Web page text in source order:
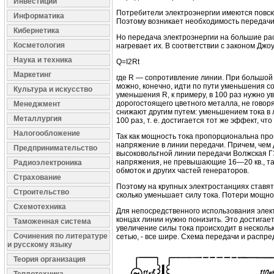
Информатика
Кибернетика
Косметология
Наука и техника
Маркетинг
Культура и искусство
Менеджмент
Металлургия
Налогообложение
Предпринимательство
Радиоэлектроника
Страхование
Строительство
Схемотехника
Таможенная система
Сочинения по литературе
и русскому языку
Теория организация
Потребители электроэнергии имеются
Поэтому возникает необходимость
Но передача электроэнергии на большие
нагревает их. В соответствии с законом
Q=I2Rt
где R — сопротивление линии. При
можно, конечно, идти по пути уменьшения
уменьшения R, к примеру, в 100 раз нужно
дорогостоящего цветного металла, не
снижают другим путем: уменьшением тока
100 раз, т. е. достигается тот же эффект,
Так как мощность тока пропорциональна
напряжение в линии передачи. Причем, чем
высоковольтной линии передачи Волжская
напряжения, не превышающие 16—20 кв.,
обмоток и других частей генераторов.
Поэтому на крупных электростанциях
сколько уменьшает силу тока. Потери
Для непосредственного использования
концах линии нужно понизить. Это
увеличение силы тока происходит в
сетью, - все шире. Схема передачи и